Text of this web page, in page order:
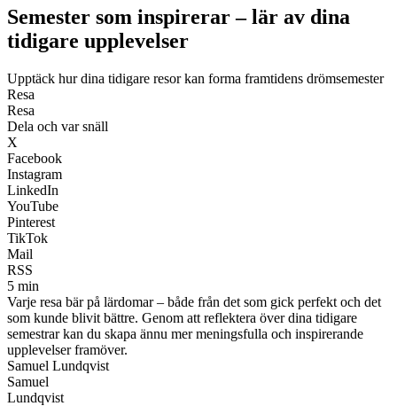
Semester som inspirerar – lär av dina
tidigare upplevelser
Upptäck hur dina tidigare resor kan forma framtidens drömsemester
Resa
Resa
Dela och var snäll
X
Facebook
Instagram
LinkedIn
YouTube
Pinterest
TikTok
Mail
RSS
5 min
Varje resa bär på lärdomar – både från det som gick perfekt och det
som kunde blivit bättre. Genom att reflektera över dina tidigare
semestrar kan du skapa ännu mer meningsfulla och inspirerande
upplevelser framöver.
Samuel Lundqvist
Samuel
Lundqvist